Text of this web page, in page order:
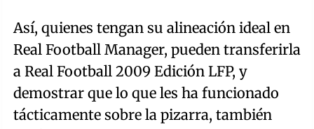
Así, quienes tengan su alineación ideal en
Real Football Manager, pueden transferirla
a Real Football 2009 Edición LFP, y
demostrar que lo que les ha funcionado
tácticamente sobre la pizarra, también